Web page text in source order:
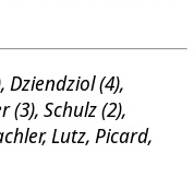
Dziendziol (4),
(3), Schulz (2),
Lutz, Picard,